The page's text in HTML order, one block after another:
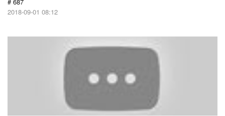
2018-09-01 08:12